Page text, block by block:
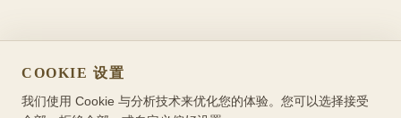
COOKIE 设置
我们使用 Cookie 与分析技术来优化您的体验。您可以选择接受